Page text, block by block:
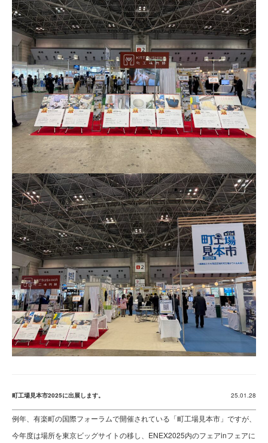
町工場見本市2025に出展します。 25.01.28
例年、有楽町の国際フォーラムで開催されている「町工場見本市」ですが、
今年度は場所を東京ビッグサイトの移し、ENEX2025内のフェアinフェアに